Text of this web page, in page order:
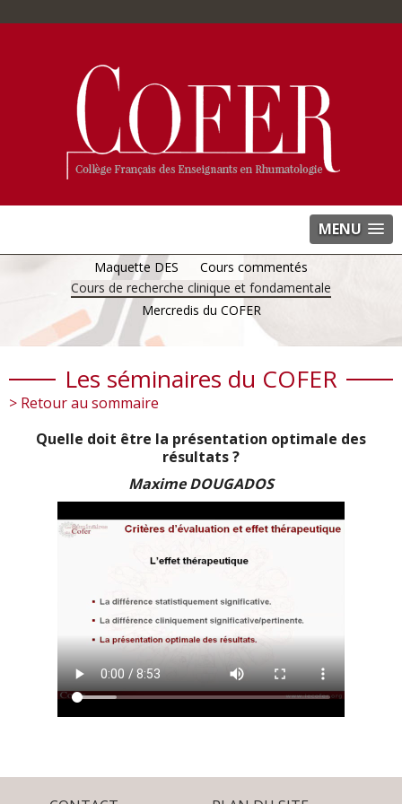
MENU
Maquette DES
Cours commentés
Cours de recherche clinique et fondamentale
Mercredis du COFER
Les séminaires du COFER
> Retour au sommaire
Quelle doit être la présentation optimale des
résultats ?
Maxime DOUGADOS